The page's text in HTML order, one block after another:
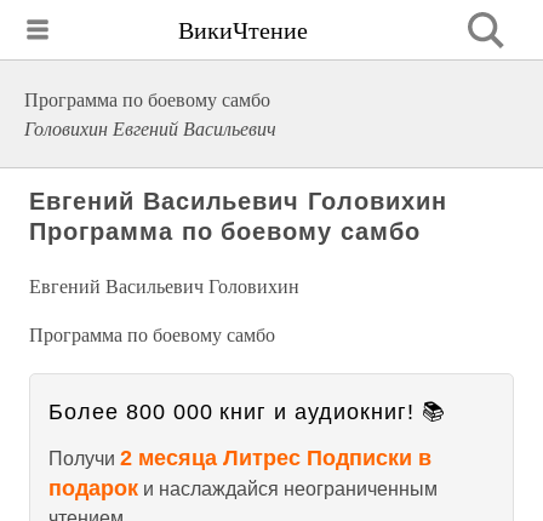
ВикиЧтение
Программа по боевому самбо
Головихин Евгений Васильевич
Евгений Васильевич Головихин
Программа по боевому самбо
Евгений Васильевич Головихин
Программа по боевому самбо
Более 800 000 книг и аудиокниг! 📚
Получи 2 месяца Литрес Подписки в
подарок и наслаждайся неограниченным